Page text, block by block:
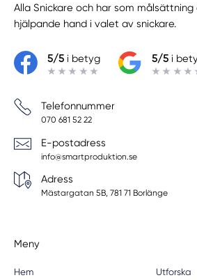
Alla Snickare och har som
hjälpande hand i valet av snickare.
5/5i betyg 5/5i
Telefonnummer
070 681 52 22
E-postadress
info@smartproduktion.se
Adress
Mästargatan 5B, 781 71 Borlänge
Meny
Hem Utforska